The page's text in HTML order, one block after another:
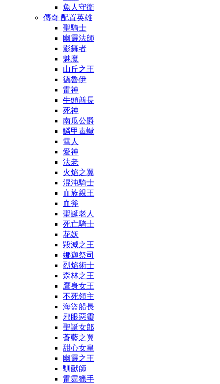
魚人守衛
傳奇 配置英雄
聖騎士
幽靈法師
影舞者
魅魔
山丘之王
德魯伊
雷神
牛頭酋長
死神
南瓜公爵
鱗甲毒蠍
雪人
愛神
法老
火焰之翼
混沌騎士
血族親王
血斧
聖誕老人
死亡騎士
花妖
毀滅之王
娜迦祭司
烈焰術士
森林之王
鷹身女王
不死領主
海盜船長
邪眼惡靈
聖誕女郎
蒼藍之翼
甜心女皇
幽靈之王
馴獸師
雷霆獵手